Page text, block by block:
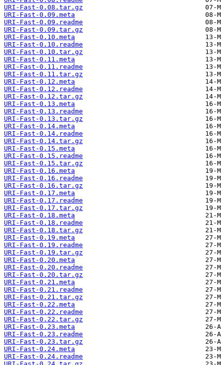
URI-Fast-0.08.tar.gz
URI-Fast-0.09.meta
URI-Fast-0.09.readme
URI-Fast-0.09.tar.gz
URI-Fast-0.10.meta
URI-Fast-0.10.readme
URI-Fast-0.10.tar.gz
URI-Fast-0.11.meta
URI-Fast-0.11.readme
URI-Fast-0.11.tar.gz
URI-Fast-0.12.meta
URI-Fast-0.12.readme
URI-Fast-0.12.tar.gz
URI-Fast-0.13.meta
URI-Fast-0.13.readme
URI-Fast-0.13.tar.gz
URI-Fast-0.14.meta
URI-Fast-0.14.readme
URI-Fast-0.14.tar.gz
URI-Fast-0.15.meta
URI-Fast-0.15.readme
URI-Fast-0.15.tar.gz
URI-Fast-0.16.meta
URI-Fast-0.16.readme
URI-Fast-0.16.tar.gz
URI-Fast-0.17.meta
URI-Fast-0.17.readme
URI-Fast-0.17.tar.gz
URI-Fast-0.18.meta
URI-Fast-0.18.readme
URI-Fast-0.18.tar.gz
URI-Fast-0.19.meta
URI-Fast-0.19.readme
URI-Fast-0.19.tar.gz
URI-Fast-0.20.meta
URI-Fast-0.20.readme
URI-Fast-0.20.tar.gz
URI-Fast-0.21.meta
URI-Fast-0.21.readme
URI-Fast-0.21.tar.gz
URI-Fast-0.22.meta
URI-Fast-0.22.readme
URI-Fast-0.22.tar.gz
URI-Fast-0.23.meta
URI-Fast-0.23.readme
URI-Fast-0.23.tar.gz
URI-Fast-0.24.meta
URI-Fast-0.24.readme